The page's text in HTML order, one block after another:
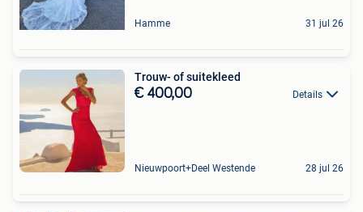
Hamme 31 jul 26
Trouw- of suitekleed
€ 400,00 Details
Nieuwpoort+Deel Westende 28 jul 26